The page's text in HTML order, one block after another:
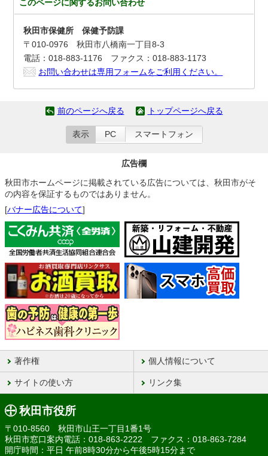
このページに関するお問い合わせ
秋田市保健所 保健予防課
〒010-0976 秋田市八橋南一丁目8-3
電話：018-883-1176 ファクス：018-883-1173
お問い合わせは専用フォームをご利用ください。
前のページへ戻る トップページへ戻る
表示 PC スマートフォン
広告欄
秋田市ホームページに掲載されている広告については、秋田市がそ
の内容を保証するものではありません。
[バナー広告について]
著作権 個人情報について
サイトの使い方 リンク集
秋田市役所
〒010-8560 秋田市山王一丁目1番1号
秋田市窓口案内電話：018-863-2222 ファクス：018-863-7284
開庁時間：平日 午前8時30分から午後5時15分まで